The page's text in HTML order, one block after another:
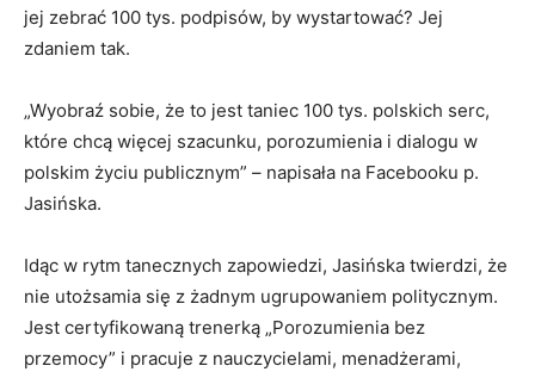
jej zebrać 100 tys. podpisów, by wystartować? Jej
zdaniem tak.
„Wyobraź sobie, że to jest taniec 100 tys. polskich serc,
które chcą więcej szacunku, porozumienia i dialogu w
polskim życiu publicznym” – napisała na Facebooku p.
Jasińska.
Idąc w rytm tanecznych zapowiedzi, Jasińska twierdzi, że
nie utożsamia się z żadnym ugrupowaniem politycznym.
Jest certyfikowaną trenerką „Porozumienia bez
przemocy” i pracuje z nauczycielami, menadżerami,